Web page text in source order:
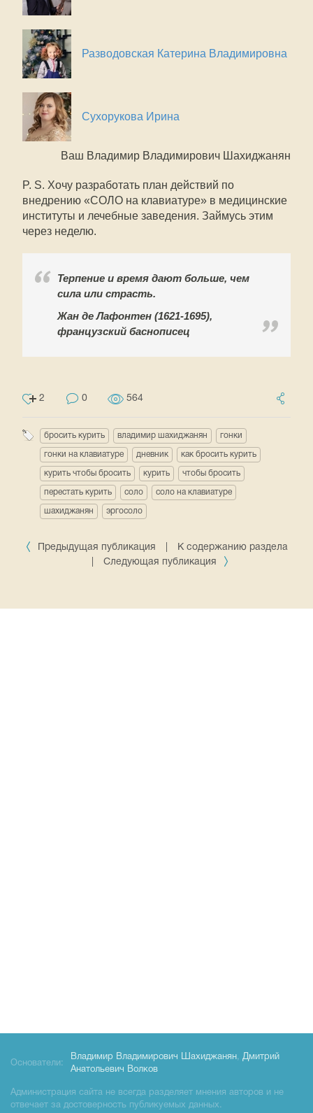
Разводовская Катерина Владимировна
Сухорукова Ирина
Ваш Владимир Владимирович Шахиджанян
P. S. Хочу разработать план действий по
внедрению «СОЛО на клавиатуре» в медицинские
институты и лечебные заведения. Займусь этим
через неделю.
Терпение и время дают больше, чем
сила или страсть.
Жан де Лафонтен (1621-1695),
французский баснописец
2 0 564
бросить курить владимир шахиджанян гонки
гонки на клавиатуре дневник как бросить курить
курить чтобы бросить курить чтобы бросить
перестать курить соло соло на клавиатуре
шахиджанян эргосоло
Предыдущая публикация
К содержанию раздела
Следующая публикация
Основатели:
Владимир Владимирович Шахиджанян, Дмитрий
Анатольевич Волков
Администрация сайта не всегда разделяет мнения авторов и не
отвечает за достоверность публикуемых данных.